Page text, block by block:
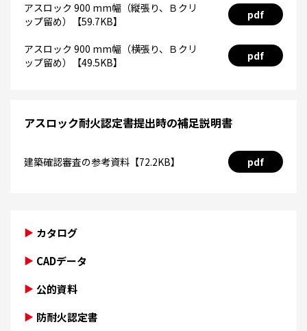
アスロック 900 mm幅（縦張り、Ｂクリ
ップ留め）【59.7KB】
pdf
アスロック 900 mm幅（横張り、Ｂクリ
ップ留め）【49.5KB】
pdf
アスロック耐火認定書提出時の補足説明書
建築確認審査の参考資料【72.2KB】 pdf
カタログ
CADデータ
公的資料
防耐火認定書